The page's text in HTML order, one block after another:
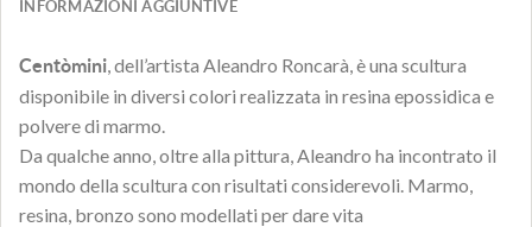
INFORMAZIONI AGGIUNTIVE
Centòmini , dell’artista Aleandro Roncarà, è una scultura
disponibile in diversi colori realizzata in resina epossidica e
polvere di marmo.
Da qualche anno, oltre alla pittura, Aleandro ha incontrato il
mondo della scultura con risultati considerevoli. Marmo,
resina, bronzo sono modellati per dare vita